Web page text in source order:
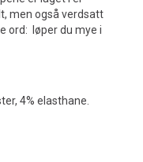
men også verdsatt
ord: løper du mye i
4% elasthane.